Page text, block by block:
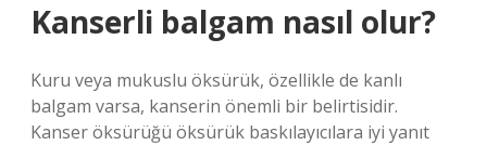
Kanserli balgam nasıl olur?
Kuru veya mukuslu öksürük, özellikle de kanlı
balgam varsa, kanserin önemli bir belirtisidir.
Kanser öksürüğü öksürük baskılayıcılara iyi yanıt